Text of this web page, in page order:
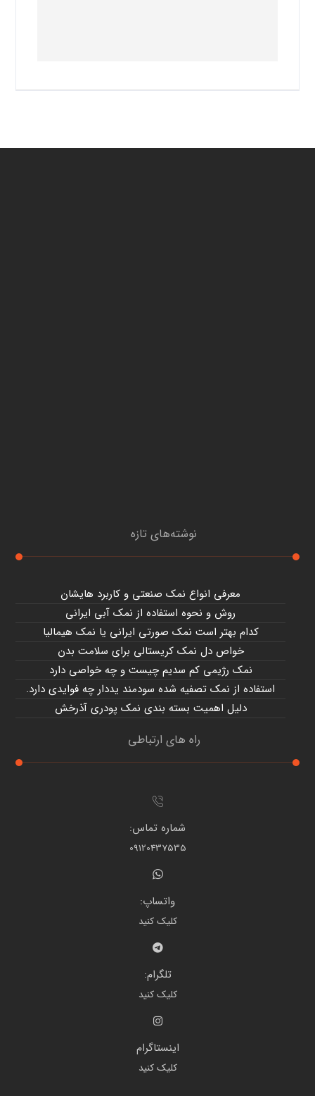
نوشته‌های تازه
معرفی انواع نمک صنعتی و کاربرد هایشان
روش و نحوه استفاده از نمک آبی ایرانی
کدام بهتر است نمک صورتی ایرانی یا نمک هیمالیا
خواص دل نمک کریستالی برای سلامت بدن
نمک رژیمی کم سدیم چیست و چه خواصی دارد
استفاده از نمک تصفیه شده سودمند یددار چه فوایدی دارد.
دلیل اهمیت بسته بندی نمک پودری آذرخش
راه های ارتباطی
شماره تماس:
09120437535
واتساپ:
کلیک کنید
تلگرام:
کلیک کنید
اینستاگرام
کلیک کنید